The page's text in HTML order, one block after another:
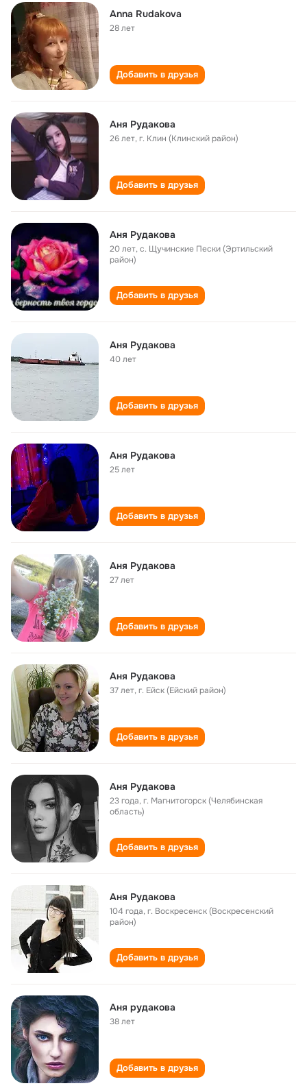
Anna Rudakova
28 лет
Добавить в друзья
Аня Рудакова
26 лет,г. Клин (Клинский район)
Добавить в друзья
Аня Рудакова
20 лет,с. Щучинские Пески (Эртильский
район)
Добавить в друзья
Аня Рудакова
40 лет
Добавить в друзья
Аня Рудакова
25 лет
Добавить в друзья
Аня Рудакова
27 лет
Добавить в друзья
Аня Рудакова
37 лет,г. Ейск (Ейский район)
Добавить в друзья
Аня Рудакова
23 года,г. Магнитогорск (Челябинская
область)
Добавить в друзья
Аня Рудакова
104 года,г. Воскресенск (Воскресенский
район)
Добавить в друзья
Аня рудакова
38 лет
Добавить в друзья